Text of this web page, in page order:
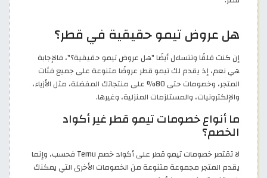
هل عروض تيمو حقيقية في قطر؟
إن كنت قلقًا وتتساءل أيضًا "هل عروض تيمو حقيقية؟"، فالإجابة
هي نعم، إذ يقدم لك تيمو قطر عروضًا متنوعة على جميع فئات
المتجر، وخصومات حتى 80% على منتجاتك المفضلة، مثل الأزياء،
والإلكترونيات، والمستلزمات المنزلية، وغيرها.
ما أنواع خصومات تيمو قطر غير أكواد
الخصم؟
لا تقتصر خصومات تيمو قطر على أكواد خصم Temu فحسب، وإنما
يقدم المتجر مجموعة متنوعة من الخصومات الأخرى التي يمكنك